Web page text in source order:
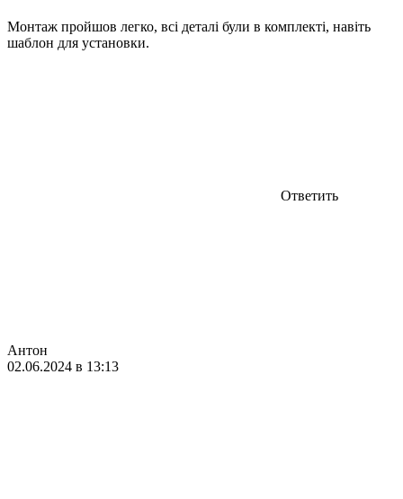
Монтаж пройшов легко, всі деталі були в комплекті, навіть
шаблон для установки.
Ответить
Антон
02.06.2024 в 13:13